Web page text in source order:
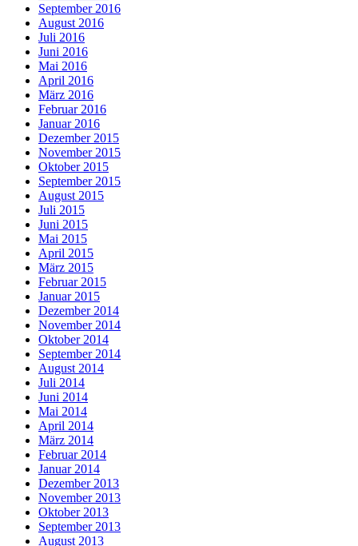
September 2016
August 2016
Juli 2016
Juni 2016
Mai 2016
April 2016
März 2016
Februar 2016
Januar 2016
Dezember 2015
November 2015
Oktober 2015
September 2015
August 2015
Juli 2015
Juni 2015
Mai 2015
April 2015
März 2015
Februar 2015
Januar 2015
Dezember 2014
November 2014
Oktober 2014
September 2014
August 2014
Juli 2014
Juni 2014
Mai 2014
April 2014
März 2014
Februar 2014
Januar 2014
Dezember 2013
November 2013
Oktober 2013
September 2013
August 2013